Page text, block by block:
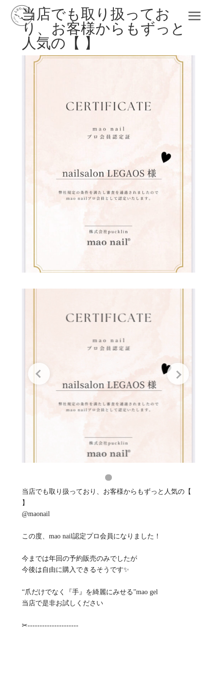
当店でも取り扱ってお
り、お客様からもずっと
人気の【 】
当店でも取り扱っており、お客様からもずっと人気の【
】
@maonail
この度、mao nail認定プロ会員になりました！
今までは年回の予約販売のみでしたが
今後は自由に購入できるそうです✨
“爪だけでなく『手』を綺麗にみせる”mao gel
当店で是非お試しください
✂︎---------------------